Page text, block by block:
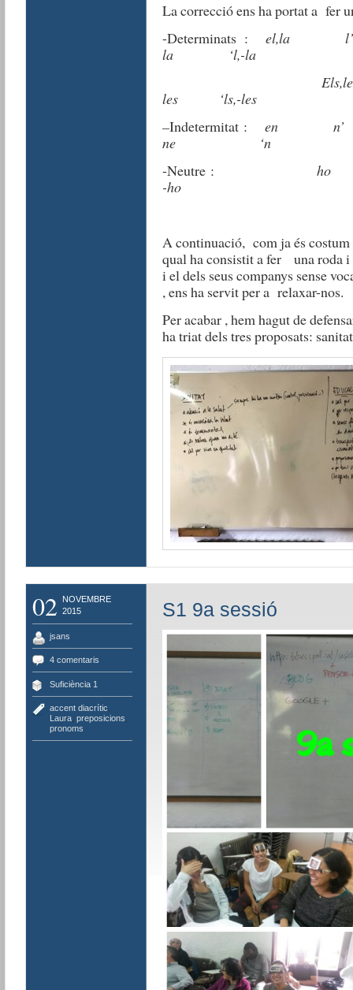
La correcció ens ha portat a fer
-Determinats :
la ‘l,-la
Els,les
les ‘ls,-les
–Indetermitat : en
ne ‘n
-Neutre :
-ho
A continuació, com ja és
qual ha consistit a fer una roda i
i el dels seus companys sense
, ens ha servit per a relaxar-nos.
Per acabar , hem hagut de
ha triat dels tres proposats:
02
NOVEMBRE
2015
jsans
4 comentaris
Suficiència 1
accent diacrític
Laura, preposicions
pronoms
S1 9a sessió